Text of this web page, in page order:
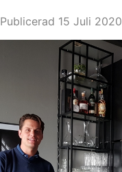
Publicerad 15 Juli 2020